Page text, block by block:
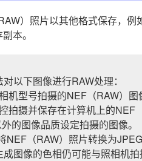
）照片以其他格式保存，
本。
以下图像进行RAW处理：
机型号拍摄的NEF（RAW）图
拍摄并保存在计算机上的NEF
的图像品质设定拍摄的图像。
NEF（RAW）照片转换为
图像的色相仍可能与照相机拍